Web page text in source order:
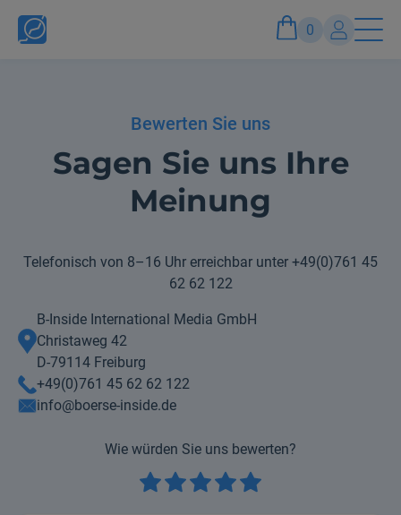
0
Anmelden und Vorteile genießen
Bewerten Sie uns
Sagen Sie uns Ihre
Meinung
Telefonisch von 8–16 Uhr erreichbar unter +49(0)761 45
62 62 122
B-Inside International Media GmbH
Christaweg 42
D-79114 Freiburg
+49(0)761 45 62 62 122
info@boerse-inside.de
Wie würden Sie uns bewerten?